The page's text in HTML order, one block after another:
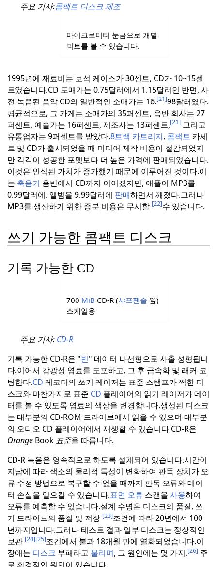
주요 기사:콤팩트 디스크 제조
마이크로미터 눈금으로 개별
피트를 볼 수 있습니다.
1995년에 재료비는 보석 케이스가 30센트, CD가 10~15센
트였습니다.CD 도매가는 0.75달러에서 1.15달러인 반면, 사
전 녹음된 음악 CD의 일반적인 소매가는 16.[21]98달러였다.
평균적으로, 그 가게는 소매가의 35퍼센트, 음반 회사는 27
퍼센트, 예술가는 16퍼센트, 제조사는 13퍼센트,[21] 그리고
유통업자는 9퍼센트를 받았다.8트랙 카트리지, 콤팩트 카세
트 및 CD가 출시되었을 때 미디어 제작 비용이 절감되었지
만 각각이 성공한 포맷보다 더 높은 가격에 판매되었습니다.
이것은 인식된 가치가 증가했기 때문에 이루어진 것이다.이
는 축음기 음반에서 CD까지 이어졌지만, 애플이 MP3를
0.99달러에, 앨범을 9.99달러에 판매하면서 깨졌다.그러나
MP3를 생산하기 위한 증분 비용은 무시할 [22]수 있습니다.
쓰기 가능한 콤팩트 디스크
기록 가능한 CD
700 MiB CD-R (샤프펜슬 옆)
스케일용
주요 기사: CD-R
기록 가능한 CD-R은 "빈" 데이터 나선형으로 사출 성형됩니
다.이어서 감광성 염료를 도포하고, 그 후 금속화 및 래커 코
팅한다.CD 레코더의 쓰기 레이저는 표준 스탬프가 찍힌 디
스크와 마찬가지로 표준 CD 플레이어의 읽기 레이저가 데이
터를 볼 수 있도록 염료의 색상을 변경합니다.생성된 디스크
는 대부분의 CD-ROM 드라이브에서 읽을 수 있으며 대부분
의 오디오 CD 플레이어에서 재생할 수 있습니다.CD-R은
Orange Book 표준을 따릅니다.
CD-R 녹음은 영속적으로 하도록 설계되어 있습니다.시간이
지남에 따라 색소의 물리적 특성이 변화하여 판독 장치가 오
류 수정 방법으로 복구할 수 없을 때까지 판독 오류와 데이
터 손실을 일으킬 수 있습니다.표면 오류 스캔을 사용하여
오류를 예측할 수 있습니다.설계 수명은 디스크의 품질, 쓰
기 드라이브의 품질 및 저장 [23]조건에 따라 20년에서 100
년까지입니다.그러나 테스트 결과 일부 디스크는 정상적인
보관 [24][25]조건에서 불과 18개월 만에 열화되었습니다.이
장애는 디스크 부패라고 불리며, 그 원인에는 몇 가지,[26] 주
로 환경적인 원인이 있습니다.